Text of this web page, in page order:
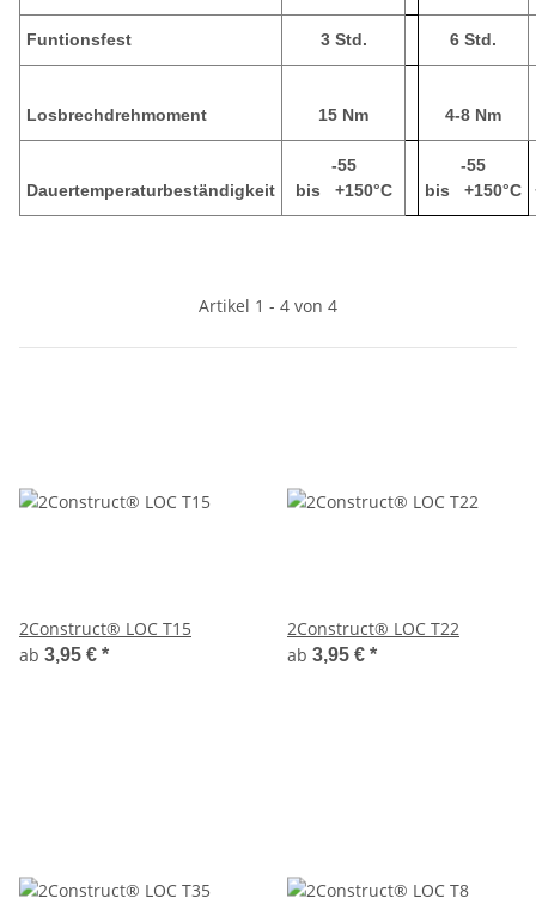
Funtionsfest 3 Std. 6 Std.
Losbrechdrehmoment 15 Nm 4-8 Nm
Dauertemperaturbeständigkeit
-55
bis +150°C
-55
bis +150°C
Artikel 1 - 4 von 4
2Construct® LOC T15
ab 3,95 € *
2Construct® LOC T22
ab 3,95 € *